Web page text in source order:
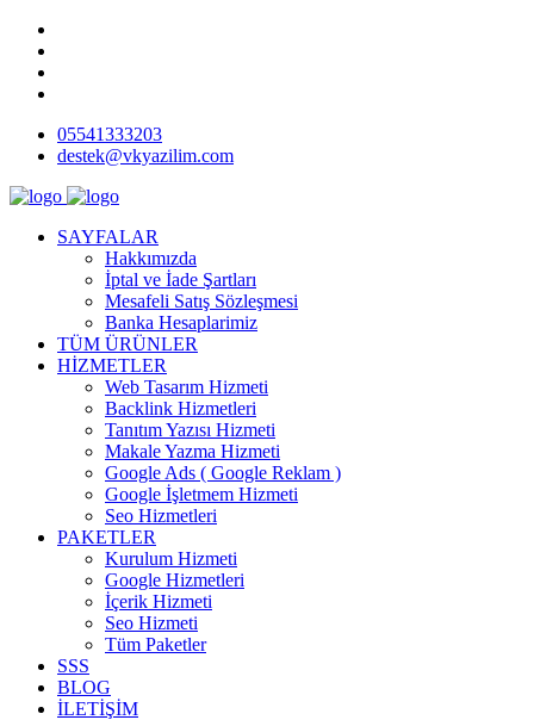
05541333203
destek@vkyazilim.com
SAYFALAR
Hakkımızda
İptal ve İade Şartları
Mesafeli Satış Sözleşmesi
Banka Hesaplarimiz
TÜM ÜRÜNLER
HİZMETLER
Web Tasarım Hizmeti
Backlink Hizmetleri
Tanıtım Yazısı Hizmeti
Makale Yazma Hizmeti
Google Ads ( Google Reklam )
Google İşletmem Hizmeti
Seo Hizmetleri
PAKETLER
Kurulum Hizmeti
Google Hizmetleri
İçerik Hizmeti
Seo Hizmeti
Tüm Paketler
SSS
BLOG
İLETİŞİM